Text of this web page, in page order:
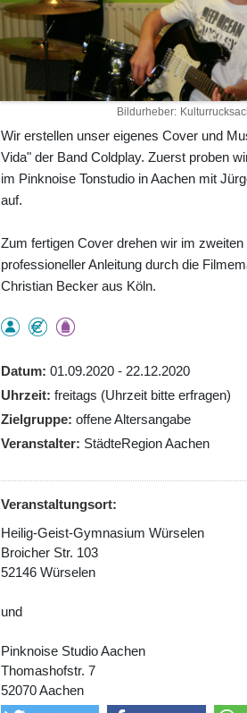
Bildurheber
Wir erstellen unser eigenes Cover und
Vida" der Band Coldplay. Zuerst proben
im Pinknoise Tonstudio in Aachen mit
auf.
Zum fertigen Cover drehen wir im
professioneller Anleitung durch die
Christian Becker aus Köln.
Datum 01.09.2020 - 22.12.2020
Uhrzeit freitags (Uhrzeit bitte erfragen)
Zielgruppe offene Altersangabe
Veranstalter
StädteRegion Aachen
Veranstaltungsort:
Heilig-Geist-Gymnasium Würselen
Broicher Str. 103
52146 Würselen
und
Pinknoise Studio Aachen
Thomashofstr. 7
52070 Aachen